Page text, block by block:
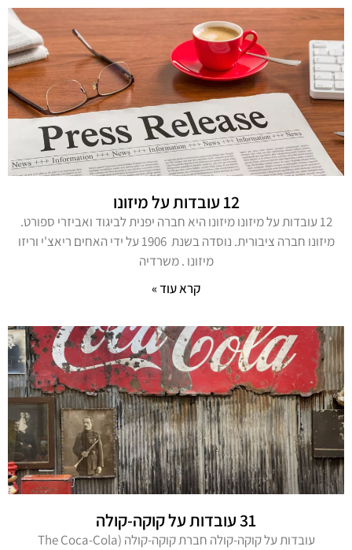
12 עובדות על מיזונו
12 עובדות על מיזונו מיזונו היא חברה יפנית לביגוד ואביזרי ספורט.
מיזונו חברה ציבורית. נוסדה בשנת 1906 על ידי האחים ריאצ'י וריזו
מיזונו . משרדיה
קרא עוד »
31 עובדות על קוקה-קולה
עובדות על קוקה-קולה חברת קוקה-קולה (The Coca-Cola